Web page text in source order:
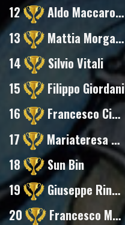
12
Aldo Maccarone
13
Mattia Morganti
14
Silvio Vitali
15
Filippo Giordani
16
Francesco Cinelli
17
Mariateresa Morgese
18
Sun Bin
19
Giuseppe Rinaldi
20
Francesco Maria Boniello